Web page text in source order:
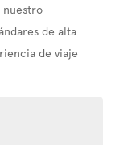
nuestro
de alta
de viaje